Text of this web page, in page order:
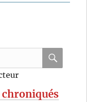
Sing
Carney